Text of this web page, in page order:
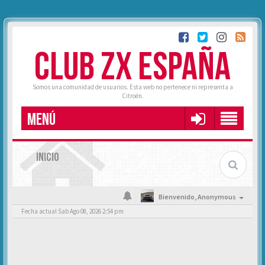
CLUB ZX ESPAÑA
Somos una comunidad de usuarios. Esta web no pertenece ni representa a
Citroën.
MENÚ
INICIO
Bienvenido,Anonymous
Fecha actual Sab Ago 08, 2026 2:54 pm